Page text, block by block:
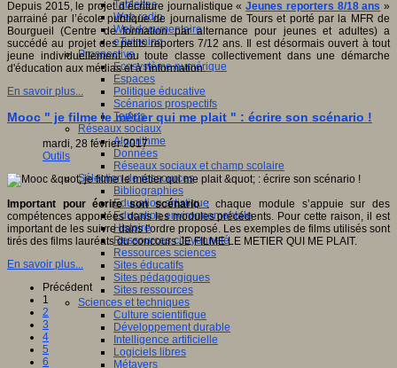
Tablettes
Web radio
Webdocumentaire
eTwinning
Prospective
Ecosystème numérique
Espaces
Politique éducative
Scénarios prospectifs
Temps
Réseaux sociaux
Algorithme
Données
Réseaux sociaux et champ scolaire
Sélection de ressources
Bibliographies
Education artistique
Education environnementale
Histoire
Ressources citoyenneté
Ressources sciences
Sites éducatifs
Sites pédagogiques
Sites ressources
Sciences et techniques
Culture scientifique
Développement durable
Intelligence artificielle
Logiciels libres
Métavers
Depuis 2015, le projet d’écriture journalistique «Jeunes reporters 8/18 ans »
parrainé par l’école publique de journalisme de Tours et porté par la MFR de
Bourgueil (Centre de formation par alternance pour jeunes et adultes) a
succédé au projet des petits reporters 7/12 ans. Il est désormais ouvert à tout
jeune individuellement ou toute classe collectivement dans une démarche
d'éducation aux médias et à l'information.
En savoir plus...
Mooc " je filme le métier qui me plait " : écrire son scénario !
mardi, 28 février 2017
Outils
Important pour écrire son scénario: chaque module s’appuie sur des
compétences apportées dans les modules précédents. Pour cette raison, il est
important de les suivre dans l'ordre proposé. Les exemples de films utilisés sont
tirés des films lauréats du concours JE FILME LE METIER QUI ME PLAIT.
En savoir plus...
Précédent
1
2
3
4
5
6